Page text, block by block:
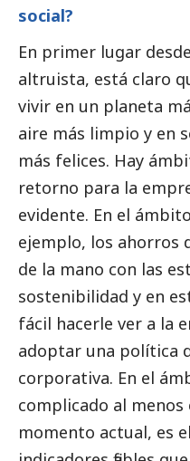
social?
En primer lugar
altruista, está claro
vivir en un planeta
aire más limpio y en
más felices. Hay
retorno para la
evidente. En el
ejemplo, los ahorros
de la mano con las
sostenibilidad y en
fácil hacerle ver a la
adoptar una política
corporativa. En el
complicado al
momento actual, es